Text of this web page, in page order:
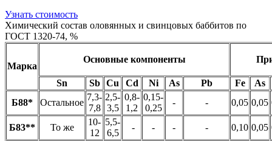
Узнать стоимость
Химический состав оловянных и свинцовых баббитов по
ГОСТ 1320-74, %
Марка
Основные компоненты
Sn Sb Cu Cd Ni As Pb Fe
As
Б88*
Остальное
7,3-
7,8
2,5-
3,5
0,8-
1,2
0,15-
0,25
- - 0,05 0,05
Б83** То же
10-
12
5,5-
6,5
- - - - 0,10 0,05